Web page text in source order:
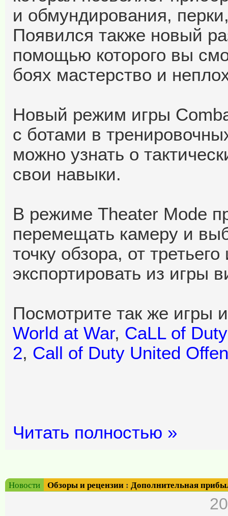
и обмундирования,
Появился также новый
помощью которого вы
боях мастерство и
Новый режим игры
с ботами в
можно узнать о
свои навыки.
В режиме Theater Mode
перемещать камеру и
точку обзора, от
экспортировать из игры
Посмотрите так же игры
World at War, CaLL of
2, Call of Duty United
Читать полностью »
Новости Обзоры и рецензии : Дополнительная